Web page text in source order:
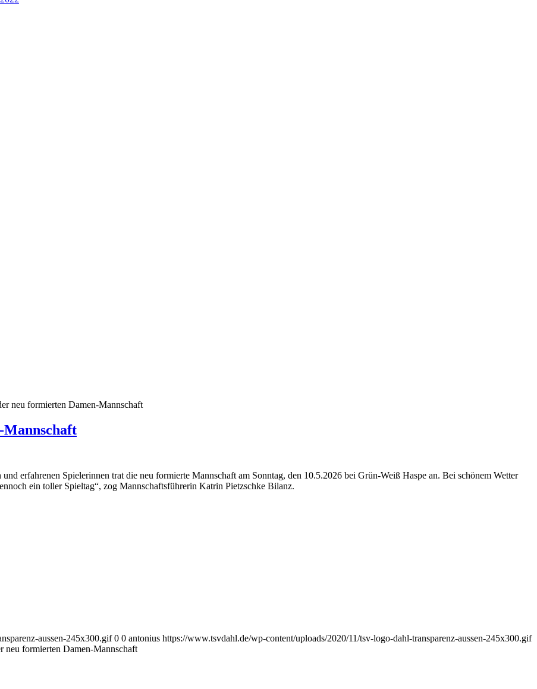
neu formierten Damen-Mannschaft
Mannschaft
erfahrenen Spielerinnen trat die neu formierte Mannschaft am Sonntag, den 10.5.2026 bei Grün-Weiß Haspe an. Bei schönem Wetter
ein toller Spieltag“, zog Mannschaftsführerin Katrin Pietzschke Bilanz.
aussen-245x300.gif 0 0 antonius https://www.tsvdahl.de/wp-content/uploads/2020/11/tsv-logo-dahl-transparenz-aussen-245x300.gif
neu formierten Damen-Mannschaft